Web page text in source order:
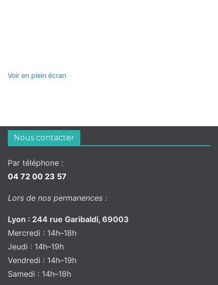
Voir en plein écran
Nous contacter
Par téléphone :
04 72 00 23 57
Lors de nos permanences :
Lyon : 244 rue Garibaldi, 69003
Mercredi : 14h–18h
Jeudi : 14h–19h
Vendredi : 14h–19h
Samedi : 14h–18h